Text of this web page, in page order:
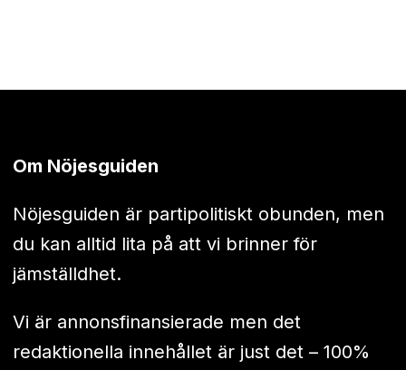
Om Nöjesguiden
Nöjesguiden är partipolitiskt obunden, men
du kan alltid lita på att vi brinner för
jämställdhet.
Vi är annonsfinansierade men det
redaktionella innehållet är just det – 100%